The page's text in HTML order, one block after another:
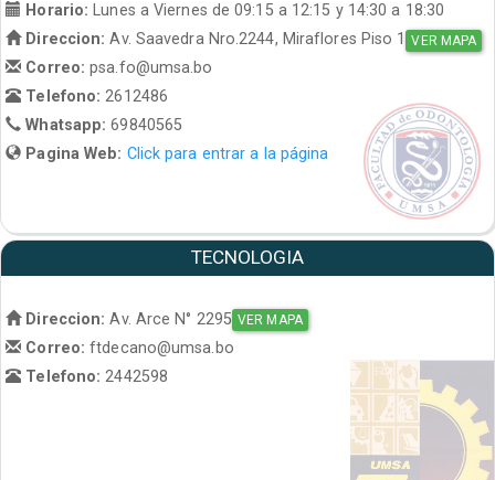
Horario: Lunes a Viernes de 09:15 a 12:15 y 14:30 a 18:30
Direccion: Av. Saavedra Nro.2244, Miraflores Piso 1 VER MAPA
Correo:psa.fo@umsa.bo
Telefono:2612486
Whatsapp:69840565
Pagina Web: Click para entrar a la página
TECNOLOGIA
Direccion: Av. Arce N° 2295 VER MAPA
Correo:ftdecano@umsa.bo
Telefono: 2442598